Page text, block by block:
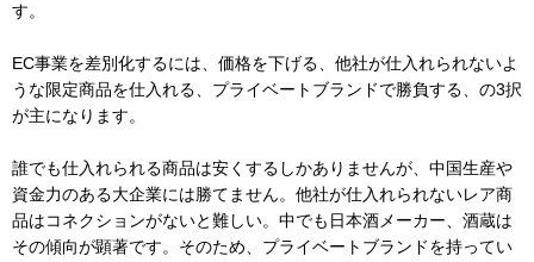
す。
EC事業を差別化するには、価格を下げる、他社が仕入れられないよ
うな限定商品を仕入れる、プライベートブランドで勝負する、の3択
が主になります。
誰でも仕入れられる商品は安くするしかありませんが、中国生産や
資金力のある大企業には勝てません。他社が仕入れられないレア商
品はコネクションがないと難しい。中でも日本酒メーカー、酒蔵は
その傾向が顕著です。そのため、プライベートブランドを持ってい